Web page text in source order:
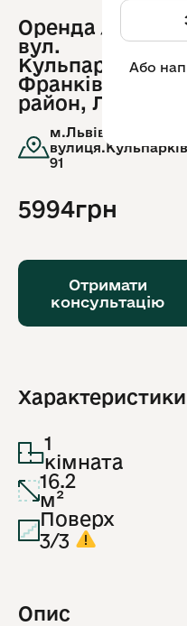
Оренда / Офіс /
вул.
Франківський
район, Львів
м.Львів,
91
5994грн
Отримати
консультацію
Характеристики
1
кімната
16.2
м²
Поверх
3/3
Опис
Або